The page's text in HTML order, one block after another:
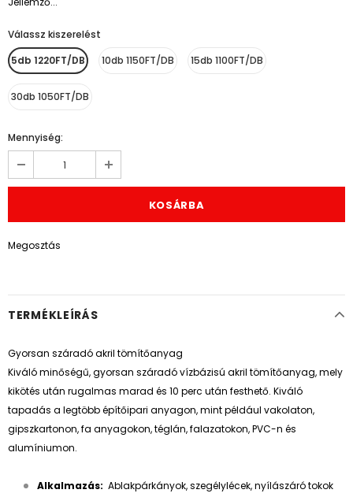
Válassz kiszerelést
5db 1220FT/DB
10db 1150FT/DB 15db 1100FT/DB
30db 1050FT/DB
Mennyiség:
Megosztás
TERMÉKLEÍRÁS
Gyorsan száradó akril tömítőanyag
Kiváló minőségű, gyorsan száradó vízbázisú akril tömítőanyag, mely
kikötés után rugalmas marad és 10 perc után festhető. Kiváló
tapadás a legtöbb építőipari anyagon, mint például vakolaton,
gipszkartonon, fa anyagokon, téglán, falazatokon, PVC-n és
alumíniumon.
Alkalmazás: Ablakpárkányok, szegélylécek, nyílászáró tokok